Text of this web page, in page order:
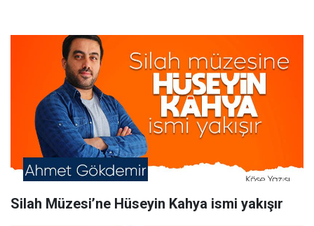
Silah Müzesi’ne Hüseyin Kahya ismi yakışır